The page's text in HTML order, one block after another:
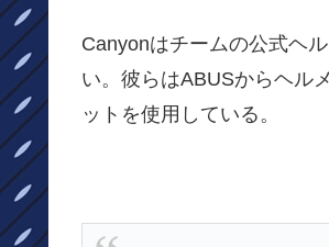
Canyonはチームの公式ヘ
い。彼らはABUSからヘル
ットを使用している。